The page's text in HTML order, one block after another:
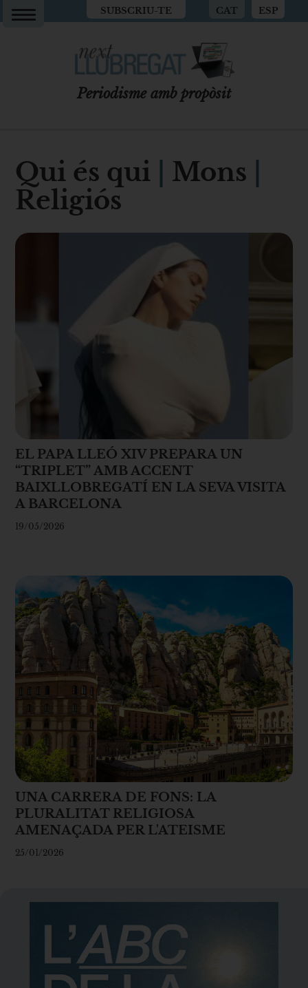
SUBSCRIU-TE CAT ESP
Periodisme amb propòsit
Qui és qui Mons
Religiós
EL PAPA LLEÓ XIV PREPARA UN
“TRIPLET” AMB ACCENT
BAIXLLOBREGATÍ EN LA SEVA VISITA
A BARCELONA
19/05/2026
UNA CARRERA DE FONS: LA
PLURALITAT RELIGIOSA
AMENAÇADA PER L'ATEISME
25/01/2026